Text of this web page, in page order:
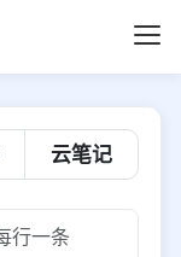
云笔记